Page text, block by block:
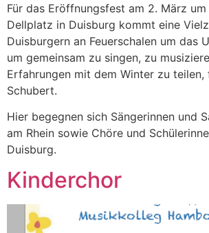
Für das Eröffnungsfest am 2. März um
Dellplatz in Duisburg kommt eine
Duisburgern an Feuerschalen um das
um gemeinsam zu singen, zu
Erfahrungen mit dem Winter zu teilen,
Schubert.
Hier begegnen sich Sängerinnen und
am Rhein sowie Chöre und
Duisburg.
Kinderchor